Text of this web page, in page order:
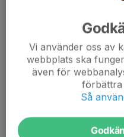
1
Vi använder oss av
webbplats ska
även för
förbättra
Så